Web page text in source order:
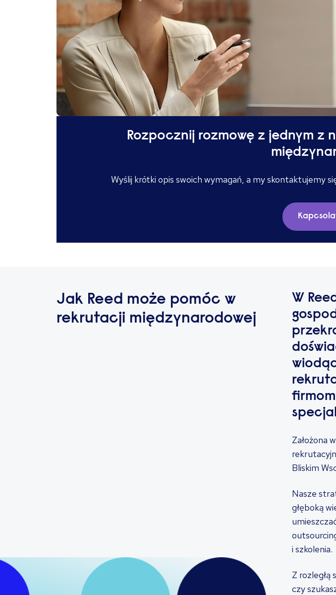
Rozpocznij rozmowę z jednym z
Wyślij krótki opis swoich wymagań, a my skontaktujemy
Jak Reed może pomóc w
rekrutacji międzynarodowej
W
Założona
Bliskim
Nasze
głęboką
i szkolenia.
Z rozległą
czy